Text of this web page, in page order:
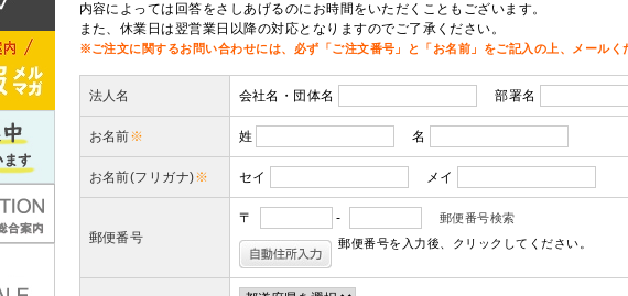
内容によっては回答をさしあげるのにお時間をいただくこともございます。
また、休業日は翌営業日以降の対応となりますのでご了承ください。
※ご注文に関するお問い合わせには、必ず「ご注文番号」と「お名前」をご記入の上、メール
法人名 会社名・団体名 部署名
お名前※ 姓 名
お名前(フリガナ)※ セイ メイ
郵便番号
〒 -
郵便番号検索
郵便番号を入力後、クリックしてください。